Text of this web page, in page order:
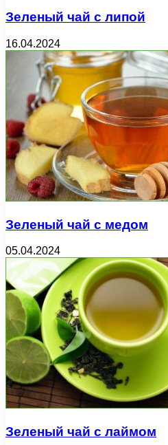
Зеленый чай с липой
16.04.2024
Зеленый чай с медом
05.04.2024
Зеленый чай с лаймом